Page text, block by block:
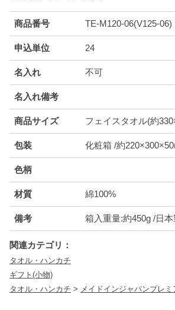
商品番号 TE-M120-06(V125-06)
申込単位 24
名入れ 不可
名入れ備考
商品サイズ フェイスタオル(約
包装 化粧箱 /約
色柄
材質 綿100%
備考 箱入重量:約450g /日本
関連カテゴリ：
タオル・ハンカチ
ギフト(小物)
タオル・ハンカチ > メイドインジャパンプレ